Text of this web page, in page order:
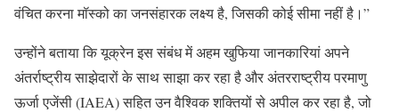
वंचित करना मॉस्को का जनसंहारक लक्ष्य है, जिसकी कोई सीमा नहीं है।”
उन्होंने बताया कि यूक्रेन इस संबंध में अहम खुफिया जानकारियां अपने
अंतर्राष्ट्रीय साझेदारों के साथ साझा कर रहा है और अंतरराष्ट्रीय परमाणु
ऊर्जा एजेंसी (IAEA) सहित उन वैश्विक शक्तियों से अपील कर रहा है, जो